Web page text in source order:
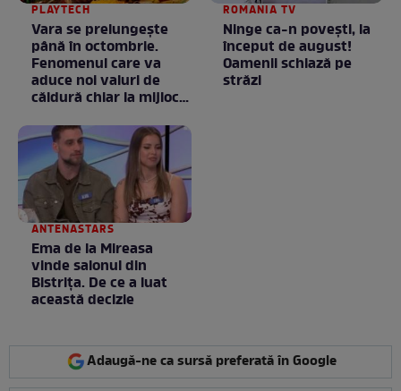
PLAYTECH
Vara se prelungeşte
până în octombrie.
Fenomenul care va
aduce noi valuri de
căldură chiar la mijlocul
ROMANIA TV
Ninge ca-n povești, la
început de august!
Oamenii schiază pe
străzi
ANTENASTARS
Ema de la Mireasa
vinde salonul din
Bistrița. De ce a luat
această decizie
Adaugă-ne ca sursă preferată în Google